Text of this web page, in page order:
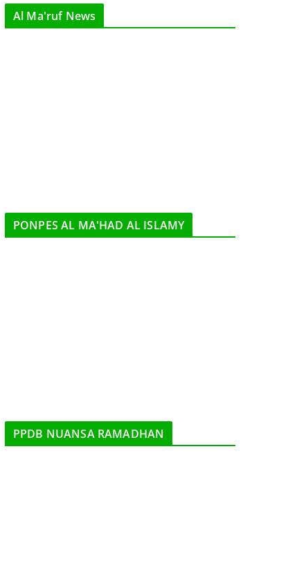
Al Ma'ruf News
PONPES AL MA'HAD AL ISLAMY
PPDB NUANSA RAMADHAN